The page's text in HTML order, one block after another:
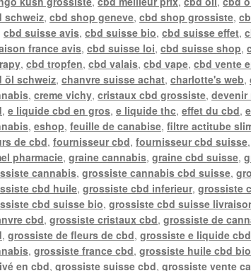
schweiz,cbd shop geneve,cbd shop grossiste,
cbd suisse avis,cbd suisse bio,cbd suisse effet,
france avis,cbd suisse loi,cbd suisse shop,
,cbd tropfen,cbd valais,cbd vape,cbd vente
öl schweiz,chanvre suisse achat,charlotte's web,
,creme vichy,cristaux cbd grossiste,devenir
,e liquide cbd en gros,e liquide thc,effet du cbd,
,eshop,feuille de canabise,filtre actitube
de cbd,fournisseur cbd,fournisseur cbd suisse
pharmacie,graine cannabis,graine cbd suisse,
cannabis,grossiste cannabis cbd suisse,
cbd huile,grossiste cbd inferieur,grossiste
cbd suisse bio,grossiste cbd suisse
cbd,grossiste cristaux cbd,grossiste de
,grossiste de fleurs de cbd,grossiste e liquide cbd
,grossiste france cbd,grossiste huile cbd bio
en cbd,grossiste suisse cbd,grossiste vente